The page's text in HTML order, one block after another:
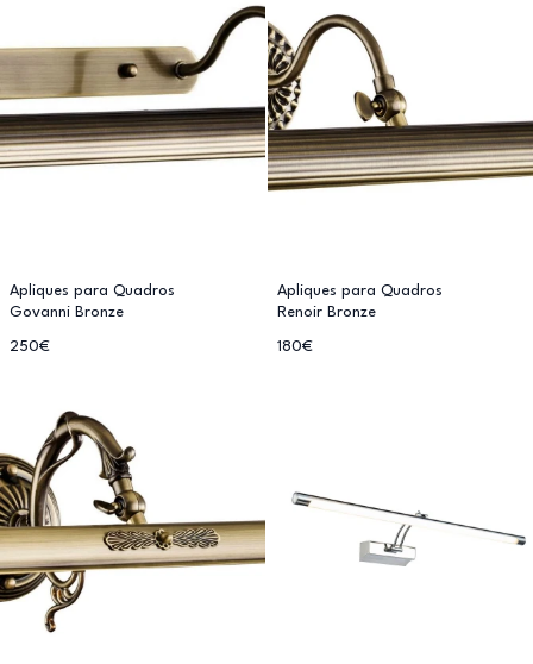
Apliques para Quadros
Govanni Bronze
250€
Apliques para Quadros
Renoir Bronze
180€